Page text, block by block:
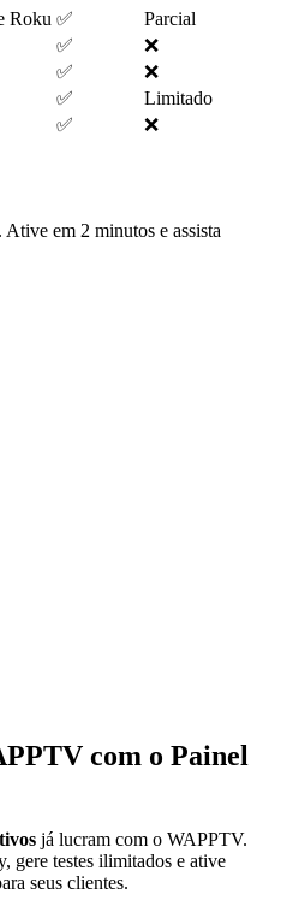
Roku ✅
Parcial
✅
❌
✅
❌
✅
Limitado
✅ ❌
em 2 minutos e assista
com o Painel
já lucram com o WAPPTV.
gere testes ilimitados e ative
seus clientes.